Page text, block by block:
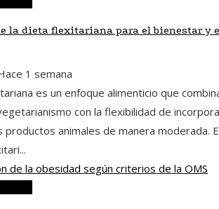
la dieta flexitariana para el bienestar y
1 semana
es un enfoque alimenticio que
con la flexibilidad de
productos animales de manera moderada.